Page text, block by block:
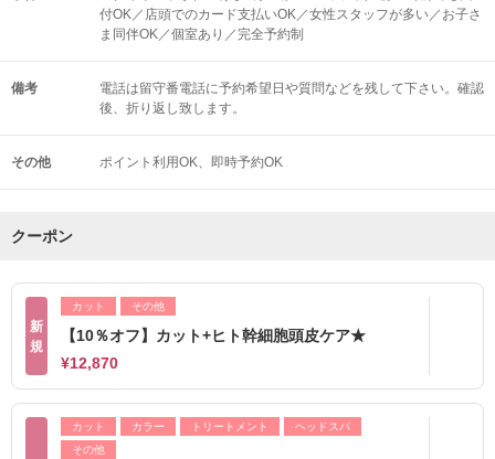
付OK／店頭でのカード支払いOK／女性スタッフが多い／お子さ
ま同伴OK／個室あり／完全予約制
備考
電話は留守番電話に予約希望日や質問などを残して下さい。確認
後、折り返し致します。
その他 ポイント利用OK 即時予約OK
クーポン
新
規
カット その他
【10％オフ】カット+ヒト幹細胞頭皮ケア★
¥12,870
カット カラー トリートメント
ヘッドスパ
その他